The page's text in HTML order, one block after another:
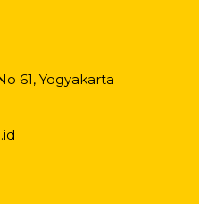
61, Yogyakarta